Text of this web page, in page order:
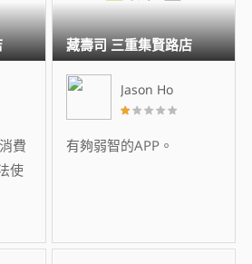
費
使
Jason Ho
有夠弱智的APP。
藏壽司 三重集賢路店